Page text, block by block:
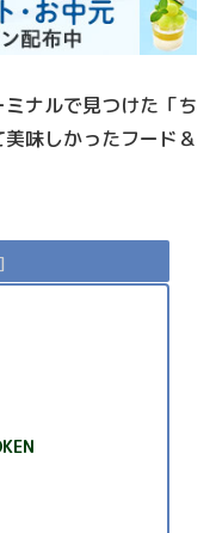
ナルで見つけた「ち
味しかったフード＆